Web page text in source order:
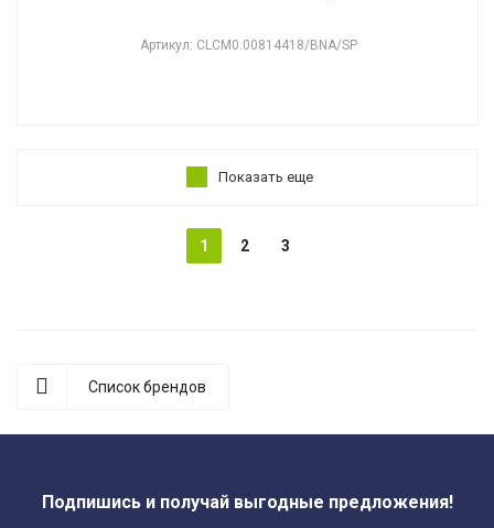
Артикул: CLCM0.00814418/BNA/SP
Показать еще
1 2 3
Список брендов
Подпишись и получай выгодные предложения!